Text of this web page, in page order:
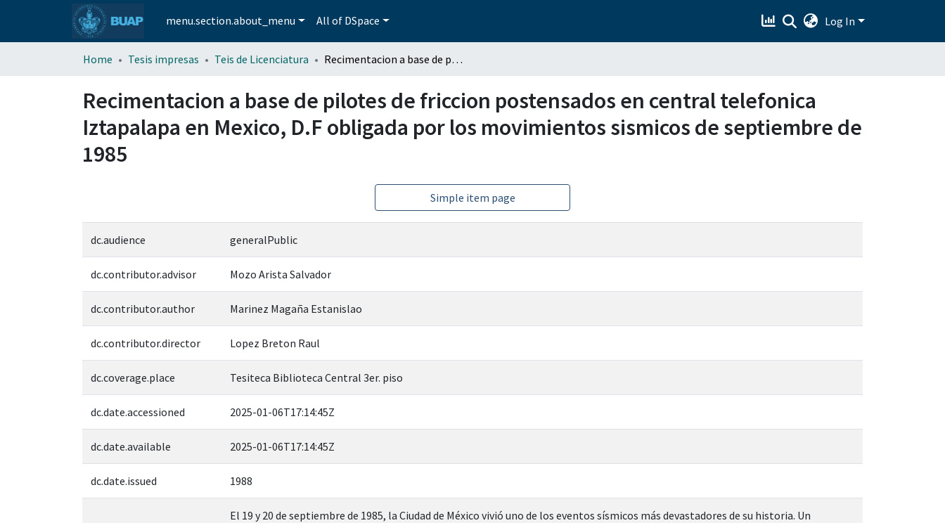
menu.section.about_menu All of DSpace Log In
Home Tesis impresas Teis de Licenciatura Recimentacion a base de pilotes de friccion postensados en central telefonica Iztapalapa en Mexico, D.F obligada por los movimientos sismicos de septiembre de 1985
Recimentacion a base de pilotes de friccion postensados en central telefonica
Iztapalapa en Mexico, D.F obligada por los movimientos sismicos de septiembre de
1985
Simple item page
dc.audience generalPublic
dc.contributor.advisor Mozo Arista Salvador
dc.contributor.author Marinez Magaña Estanislao
dc.contributor.director Lopez Breton Raul
dc.coverage.place Tesiteca Biblioteca Central 3er. piso
dc.date.accessioned 2025-01-06T17:14:45Z
dc.date.available 2025-01-06T17:14:45Z
dc.date.issued 1988
El 19 y 20 de septiembre de 1985, la Ciudad de México vivió uno de los eventos sísmicos más devastadores de su historia. Un